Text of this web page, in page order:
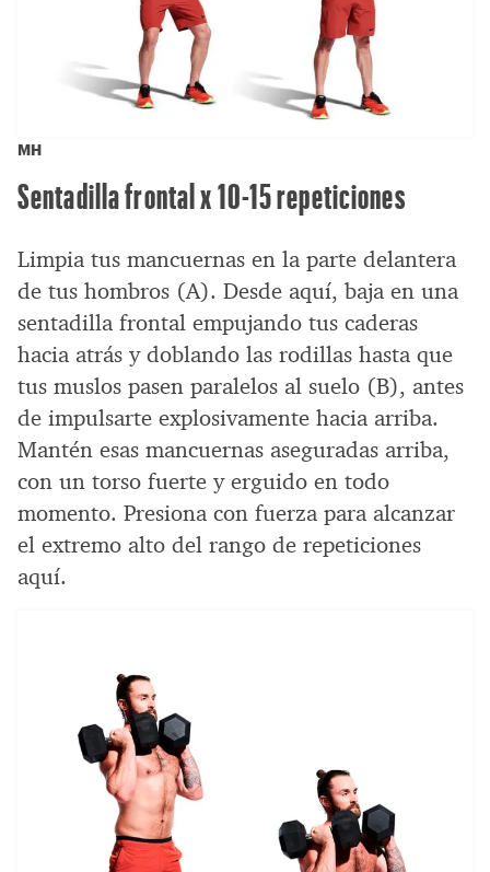
MH
Sentadilla frontal x 10-15 repeticiones
Limpia tus mancuernas en la parte delantera
de tus hombros (A). Desde aquí, baja en una
sentadilla frontal empujando tus caderas
hacia atrás y doblando las rodillas hasta que
tus muslos pasen paralelos al suelo (B), antes
de impulsarte explosivamente hacia arriba.
Mantén esas mancuernas aseguradas arriba,
con un torso fuerte y erguido en todo
momento. Presiona con fuerza para alcanzar
el extremo alto del rango de repeticiones
aquí.